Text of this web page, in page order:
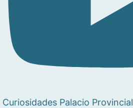
Curiosidades Palacio Provincial